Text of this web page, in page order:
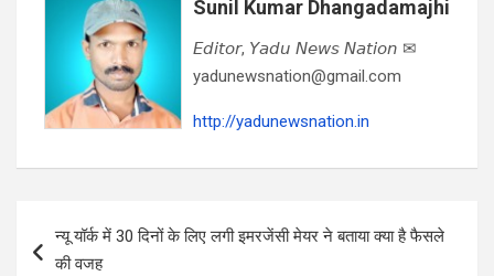
Sunil Kumar Dhangadamajhi
𝘌𝘥𝘪𝘵𝘰𝘳, 𝘠𝘢𝘥𝘶 𝘕𝘦𝘸𝘴 𝘕𝘢𝘵𝘪𝘰𝘯 ✉
yadunewsnation@gmail.com
http://yadunewsnation.in
navigation
न्यू यॉर्क में 30 दिनों के लिए लगी इमरजेंसी मेयर ने बताया क्या है फैसले
की वजह